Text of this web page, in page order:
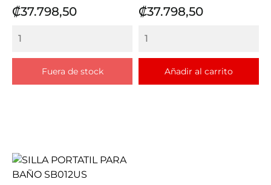
Precio
₡37.798,50
Fuera de stock
Precio
₡37.798,50
Añadir al carrito